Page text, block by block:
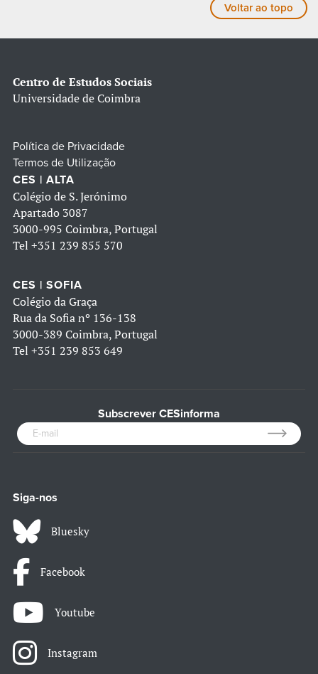
Voltar ao topo
Centro de Estudos Sociais
Universidade de Coimbra
Política de Privacidade
Termos de Utilização
CES | ALTA
Colégio de S. Jerónimo
Apartado 3087
3000-995 Coimbra, Portugal
Tel +351 239 855 570
CES | SOFIA
Colégio da Graça
Rua da Sofia nº 136-138
3000-389 Coimbra, Portugal
Tel +351 239 853 649
Subscrever CESinforma
Siga-nos
Bluesky
Facebook
Youtube
Instagram